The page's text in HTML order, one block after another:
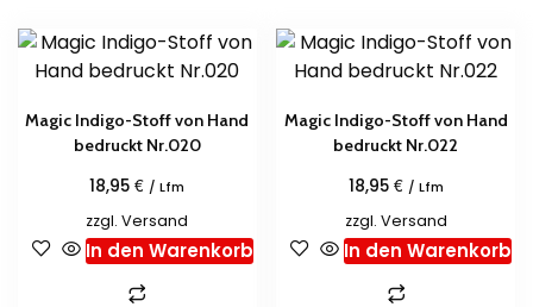
Magic Indigo-Stoff von Hand
bedruckt Nr.020
18,95€ / Lfm
zzgl.Versand
In den Warenkorb
Magic Indigo-Stoff von Hand
bedruckt Nr.022
18,95 € / Lfm
zzgl. Versand
In den Warenkorb